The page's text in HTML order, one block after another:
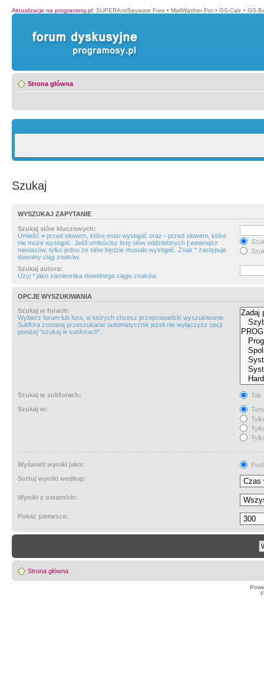
Aktualizacje na programosy.pl: SUPERAntiSpyware Free • MailWasher Pro • GS-Calc • GS-
Strona główna
Szukaj
WYSZUKAJ ZAPYTANIE
Szukaj słów kluczowych:
Umieść + przed słowem, które musi wystąpić oraz - przed słowem, które
nie może wystąpić. Jeśli umieścisz listę słów oddzielonych | wewnątrz
nawiasów, tylko jedno ze słów będzie musiało wystąpić. Znak * zastępuje
dowolny ciąg znaków.
Szukaj autora:
Użyj * jako zamiennika dowolnego ciągu znaków.
OPCJE WYSZUKIWANIA
Szukaj w forach:
Wybierz forum lub fora, w których chcesz przeprowadzić wyszukiwanie.
Subfora zostaną przeszukanie automatycznie jeżeli nie wyłączysz opcji
poniżej “szukaj w subforach“.
Szukaj w subforach:
Tak
Szukaj w:
Wyświetl wyniki jako:
Sortuj wyniki według:
Wyniki z ostatnich:
Pokaż pierwsze:
Strona główna